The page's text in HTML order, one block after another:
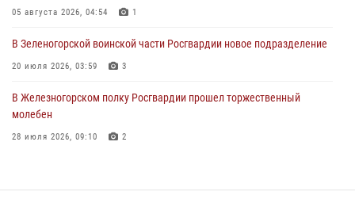
03 августа 2026, 13:12 2
05 августа 2026, 04:54 1
В Зеленогорской воинской части Росгвардии новое подразделение
20 июля 2026, 03:59 3
В Железногорском полку Росгвардии прошел торжественный
молебен
28 июля 2026, 09:10 2
10 июля 2026, 06:18 4